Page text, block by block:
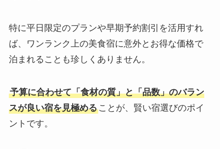
特に平日限定のプランや早期予約割引を活用すれ
ば、ワンランク上の美食宿に意外とお得な価格で
泊まれることも珍しくありません。
予算に合わせて「食材の質」と「品数」のバラン
スが良い宿を見極めることが、賢い宿選びのポイ
ントです。